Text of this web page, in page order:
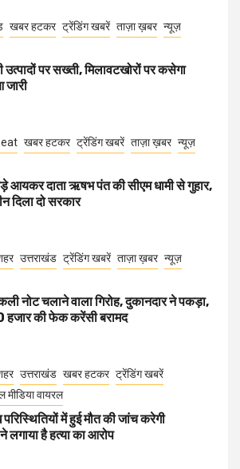
खबर हटकर ट्रेंडिंग खबरें ताज़ा ख़बर न्यूज़
पर सख्ती, मिलावटखोरों पर कसेगा
खबर हटकर ट्रेंडिंग खबरें ताज़ा ख़बर न्यूज़
आयकर दाता ऋषभ पंत की सीएम धामी से गुहार,
दिला दो सरकार
उत्तराखंड ट्रेंडिंग खबरें ताज़ा ख़बर न्यूज़
नोट चलाने वाला गिरोह, दुकानदार ने पकड़ा,
की फेक करेंसी बरामद
उत्तराखंड खबर हटकर ट्रेंडिंग खबरें
मीडिया वायरल
में हुई मौत की जांच करेगी
लगाया है हत्या का आरोप